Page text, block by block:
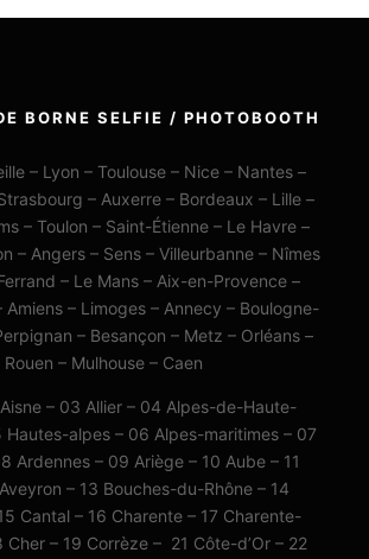
BORNE SELFIE / PHOTOBOOTH
– Lyon – Toulouse – Nice – Nantes –
– Auxerre – Bordeaux – Lille –
– Toulon – Saint-Étienne – Le Havre –
– Angers – Sens – Villeurbanne – Nîmes
– Le Mans – Aix-en-Provence –
Amiens – Limoges – Annecy – Boulogne-
– Besançon – Metz – Orléans –
Rouen – Mulhouse – Caen
– 03 Allier – 04 Alpes-de-Haute-
Hautes-alpes – 06 Alpes-maritimes – 07
Ardennes – 09 Ariège – 10 Aube – 11
– 13 Bouches-du-Rhône – 14
Cantal – 16 Charente – 17 Charente-
Cher – 19 Corrèze – 21 Côte-d’Or – 22